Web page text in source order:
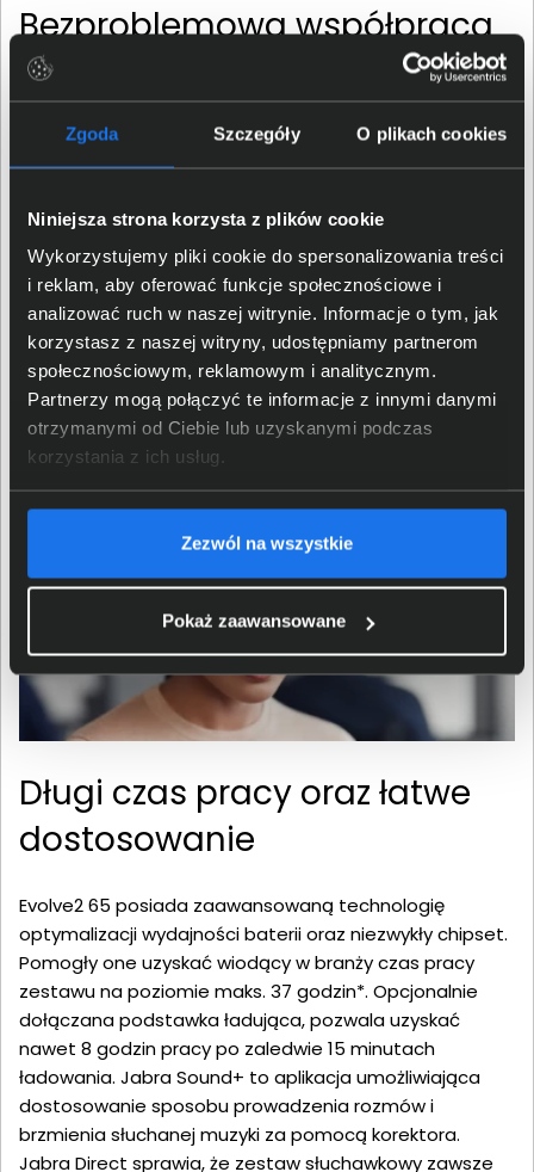
Zgoda Szczegóły O plikach cookies
Niniejsza strona korzysta z plików cookie
Wykorzystujemy pliki cookie do spersonalizowania treści
i reklam, aby oferować funkcje społecznościowe i
analizować ruch w naszej witrynie. Informacje o tym, jak
korzystasz z naszej witryny, udostępniamy partnerom
społecznościowym, reklamowym i analitycznym.
Partnerzy mogą połączyć te informacje z innymi danymi
otrzymanymi od Ciebie lub uzyskanymi podczas
korzystania z ich usług.
Zezwól na wszystkie
Pokaż zaawansowane
Bezproblemowa współpraca
w spokoju
Evolve2 65 jest kompatybilny z wiodącymi platformami
UC (Unified Communications). Na liście zgodności
Amazon Chime etc. Wariant zestawu, który
certyfikowano i zoptymalizowano pod kątem Microsoft
Teams, rozpoznać można po oznaczeniu MS. Widoczny
z każdej strony wskaźnik zajętości pozwala
użytkownikowi w łatwy sposób pokazać, że potrzebuje
on spokoju. Rozpoczęcie rozmowy powoduje
automatyczne jego włączenie, ale można też zrobić to
samodzielnie, za pomocą odpowiedniego przycisku.
Długi czas pracy oraz łatwe
dostosowanie
Evolve2 65 posiada zaawansowaną technologię
optymalizacji wydajności baterii oraz niezwykły chipset.
Pomogły one uzyskać wiodący w branży czas pracy
zestawu na poziomie maks. 37 godzin*. Opcjonalnie
dołączana podstawka ładująca, pozwala uzyskać
nawet 8 godzin pracy po zaledwie 15 minutach
ładowania. Jabra Sound+ to aplikacja umożliwiająca
dostosowanie sposobu prowadzenia rozmów i
brzmienia słuchanej muzyki za pomocą korektora.
Jabra Direct sprawia, że zestaw słuchawkowy zawsze